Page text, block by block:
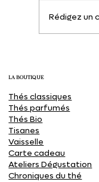
Rédigez un
LA BOUTIQUE
Thés classiques
Thés parfumés
Thés Bio
Tisanes
Vaisselle
Carte cadeau
Ateliers Dégustation
Chroniques du thé